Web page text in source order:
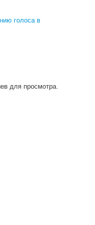
голоса в
для просмотра.